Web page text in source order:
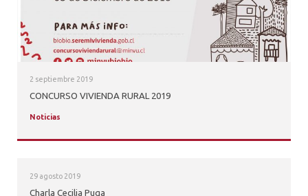
2 septiembre 2019
CONCURSO VIVIENDA RURAL 2019
Noticias
29 agosto 2019
Charla Cecilia Puga